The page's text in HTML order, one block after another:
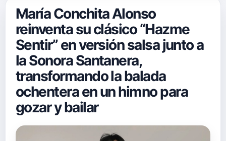
María Conchita Alonso
reinventa su clásico “Hazme
Sentir” en versión salsa junto a
la Sonora Santanera,
transformando la balada
ochentera en un himno para
gozar y bailar